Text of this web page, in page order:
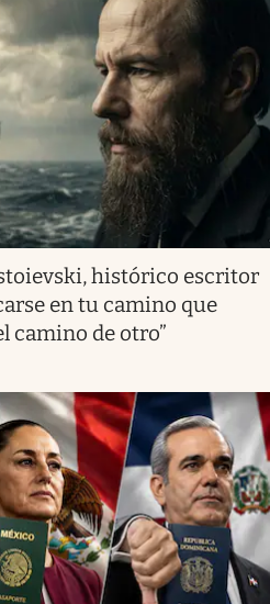
histórico escritor
en tu camino que
camino de otro”